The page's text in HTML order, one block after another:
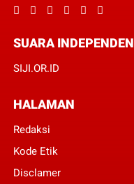
SUARA
SIJI.OR.ID
HALAMAN
Redaksi
Kode Etik
Disclamer